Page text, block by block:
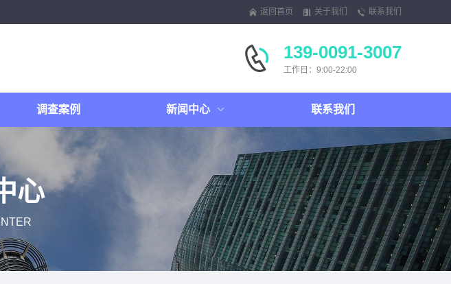
返回首页 关于我们 联系我们
139-0091-3007
工作日：9:00-22:00
调查案例 新闻中心 联系我们
心